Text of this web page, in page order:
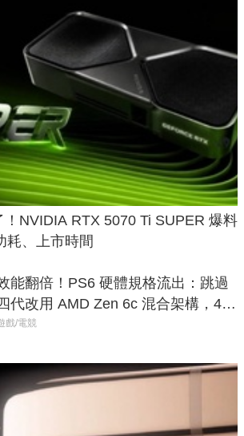
NVIDIA RTX 5070 Ti SUPER 爆料
耗、上市時間
能翻倍！PS6 硬體規格流出：跳過
代改用 AMD Zen 6c 混合架構，4K
與全光追時代來臨
戲/電競